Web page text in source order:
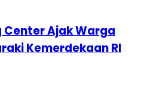
Center Ajak Warga
Kemerdekaan RI